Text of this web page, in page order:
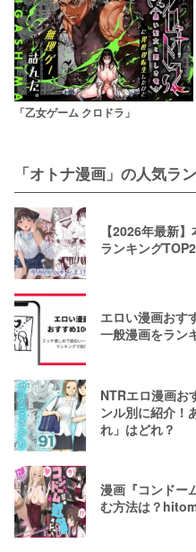
「乙女ゲーム クロドラ」
「オトナ漫画」の人気ラ
【2026年最新
ランキング
エロい漫画おす
一般漫画をラン
NTRエロ漫画お
ンル別に紹介！
れ」はどれ？
漫画『コンドー
む方法は？